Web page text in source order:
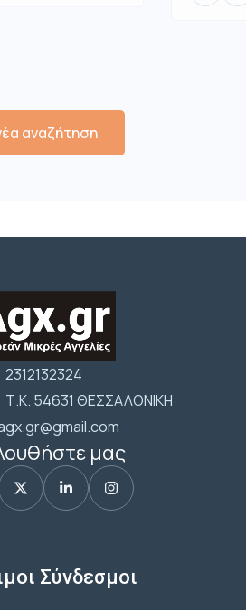
αναζήτηση
2312132324
54631 ΘΕΣΣΑΛΟΝΙΚΗ
μας
Σύνδεσμοι